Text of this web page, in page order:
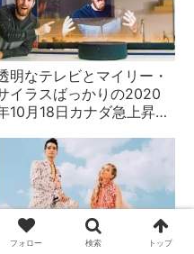
明なテレビとマイリー・
イラスばっかりの2020
10月18日カナダ急上昇ラ
フォロー 検索 トップ